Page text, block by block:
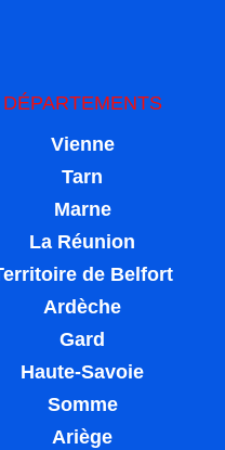
DÉPARTEMENTS
Vienne
Tarn
Marne
La Réunion
de Belfort
Ardèche
Gard
Haute-Savoie
Somme
Ariège